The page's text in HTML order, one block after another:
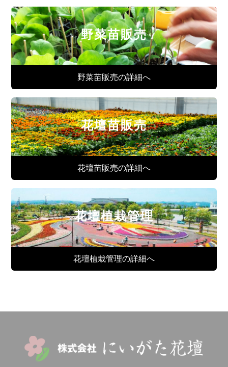
野菜苗販売
野菜苗販売の詳細へ
花壇苗販売
花壇苗販売の詳細へ
花壇植栽管理
花壇植栽管理の詳細へ